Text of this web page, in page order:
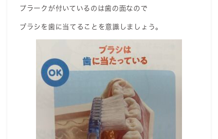
プラークが付いているのは歯の面なので
ブラシを歯に当てることを意識しましょう。